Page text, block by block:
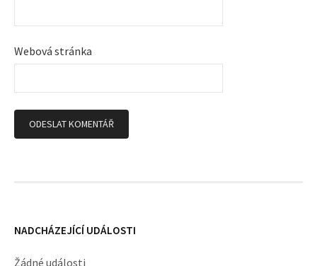
Webová stránka
NADCHÁZEJÍCÍ UDÁLOSTI
Žádné události